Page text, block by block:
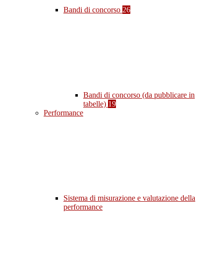
Bandi di concorso 26
Bandi di concorso (da pubblicare in
tabelle) 19
Performance
Sistema di misurazione e valutazione della
performance